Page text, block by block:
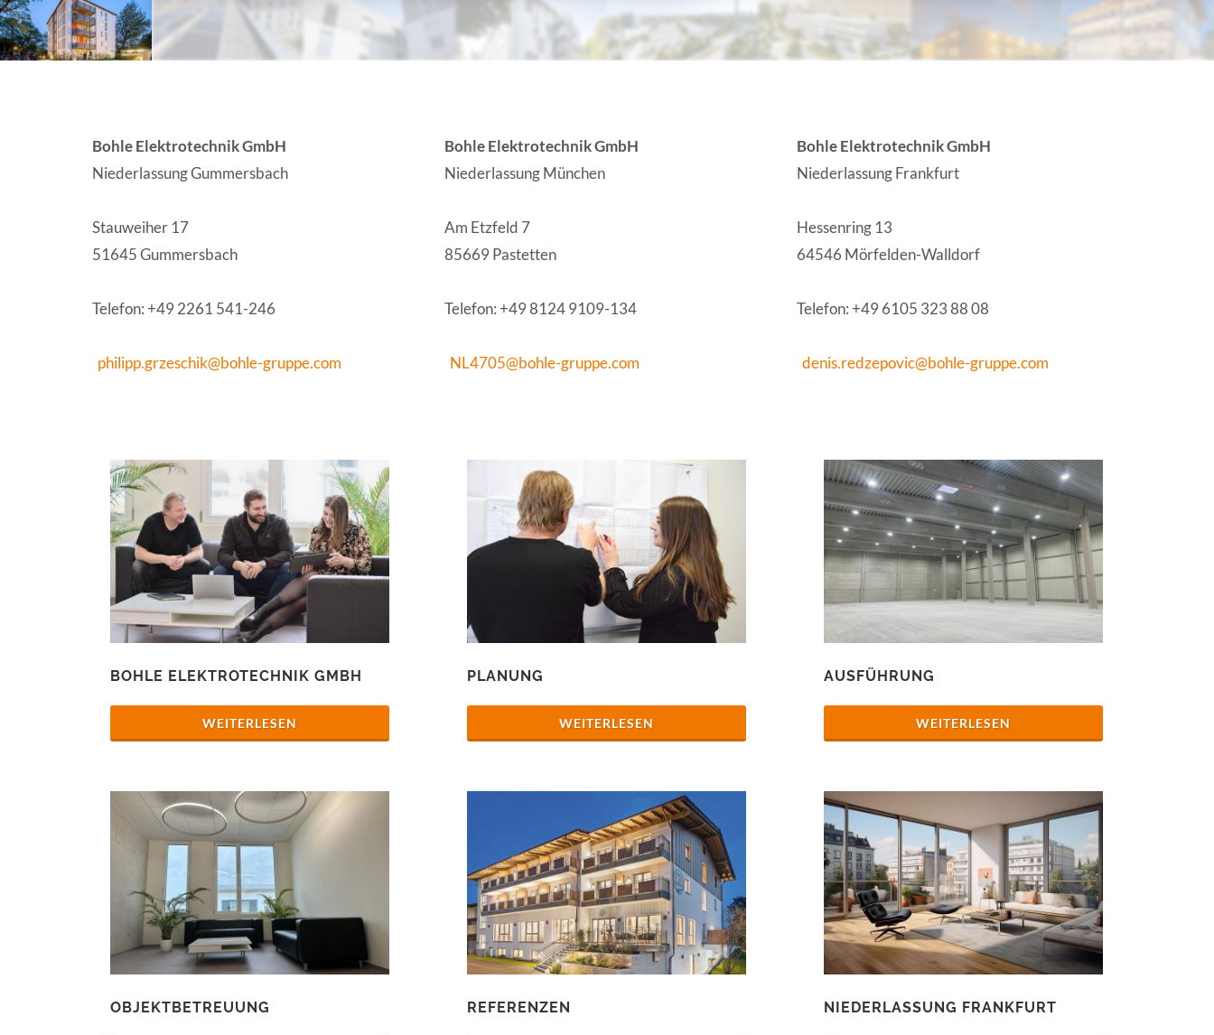
Bohle Elektrotechnik GmbH
Niederlassung Gummersbach
Stauweiher 17
51645 Gummersbach
Telefon: +49 2261 541-246
philipp.grzeschik@bohle-gruppe.com
Bohle Elektrotechnik GmbH
Niederlassung München
Am Etzfeld 7
85669 Pastetten
Telefon: +49 8124 9109-134
NL4705@bohle-gruppe.com
Bohle Elektrotechnik GmbH
Niederlassung Frankfurt
Hessenring 13
64546 Mörfelden-Walldorf
Telefon: +49 6105 323 88 08
denis.redzepovic@bohle-gruppe.com
BOHLE ELEKTROTECHNIK GMBH
WEITERLESEN
PLANUNG
WEITERLESEN
AUSFÜHRUNG
WEITERLESEN
OBJEKTBETREUUNG REFERENZEN NIEDERLASSUNG FRANKFURT